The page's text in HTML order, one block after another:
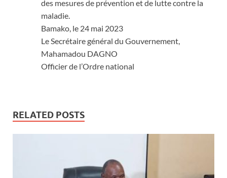
des mesures de prévention et de lutte contre la
maladie.
Bamako, le 24 mai 2023
Le Secrétaire général du Gouvernement,
Mahamadou DAGNO
Officier de l’Ordre national
RELATED POSTS